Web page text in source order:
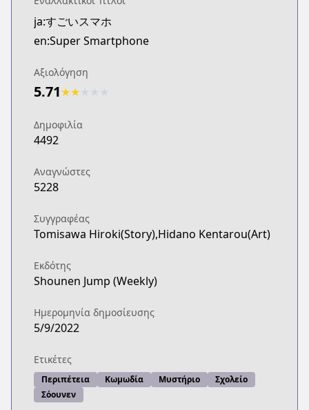
ja:すごいスマホ
en:Super Smartphone
Αξιολόγηση
5.71★★
Δημοφιλία
4492
Αναγνώστες
5228
Συγγραφέας
Tomisawa Hiroki(Story),Hidano Kentarou(Art)
Εκδότης
Shounen Jump (Weekly)
Ημερομηνία δημοσίευσης
5/9/2022
Ετικέτες
Περιπέτεια Κωμωδία Μυστήριο
Σχολείο
Σόουνεν